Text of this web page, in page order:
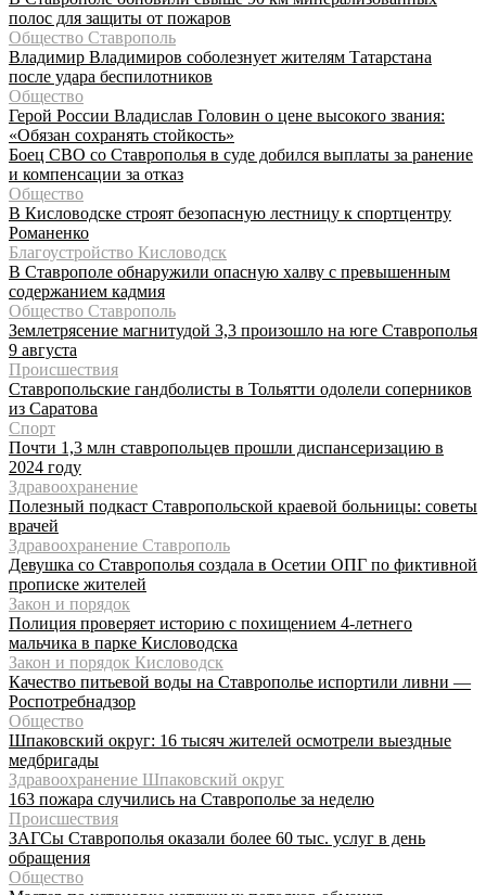
полос для защиты от пожаров
Общество Ставрополь
Владимир Владимиров соболезнует жителям Татарстана
после удара беспилотников
Общество
Герой России Владислав Головин о цене высокого звания:
«Обязан сохранять стойкость»
Боец СВО со Ставрополья в суде добился выплаты за ранение
и компенсации за отказ
Общество
В Кисловодске строят безопасную лестницу к спортцентру
Романенко
Благоустройство Кисловодск
В Ставрополе обнаружили опасную халву с превышенным
содержанием кадмия
Общество Ставрополь
Землетрясение магнитудой 3,3 произошло на юге Ставрополья
9 августа
Происшествия
Ставропольские гандболисты в Тольятти одолели соперников
из Саратова
Спорт
Почти 1,3 млн ставропольцев прошли диспансеризацию в
2024 году
Здравоохранение
Полезный подкаст Ставропольской краевой больницы: советы
врачей
Здравоохранение Ставрополь
Девушка со Ставрополья создала в Осетии ОПГ по фиктивной
прописке жителей
Закон и порядок
Полиция проверяет историю с похищением 4-летнего
мальчика в парке Кисловодска
Закон и порядок Кисловодск
Качество питьевой воды на Ставрополье испортили ливни —
Роспотребнадзор
Общество
Шпаковский округ: 16 тысяч жителей осмотрели выездные
медбригады
Здравоохранение Шпаковский округ
163 пожара случились на Ставрополье за неделю
Происшествия
ЗАГСы Ставрополья оказали более 60 тыс. услуг в день
обращения
Общество